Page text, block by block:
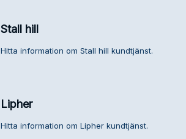
Stall hill
Hitta information om Stall hill kundtjänst.
Lipher
Hitta information om Lipher kundtjänst.